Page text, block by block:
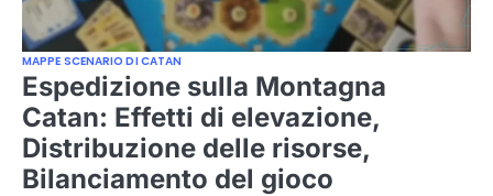
MAPPE SCENARIO DI CATAN
Espedizione sulla Montagna
Catan: Effetti di elevazione,
Distribuzione delle risorse,
Bilanciamento del gioco